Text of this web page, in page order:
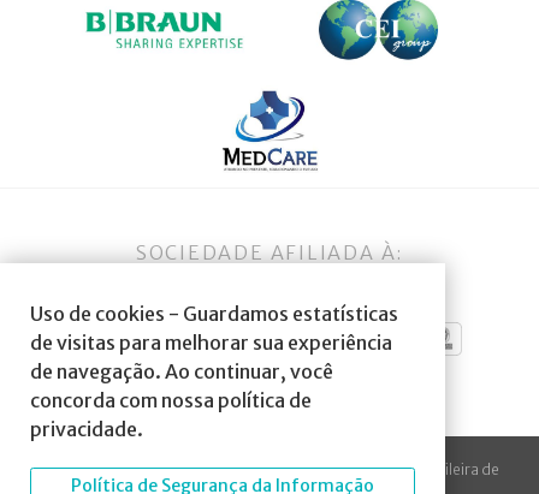
Uso de cookies - Guardamos estatísticas
de visitas para melhorar sua experiência
de navegação. Ao continuar, você
concorda com nossa política de
privacidade.
Política de Segurança da Informação
SOCIEDADE AFILIADA À:
© 2023 Todos os direitos reservados à SBA Sociedade Brasileira de